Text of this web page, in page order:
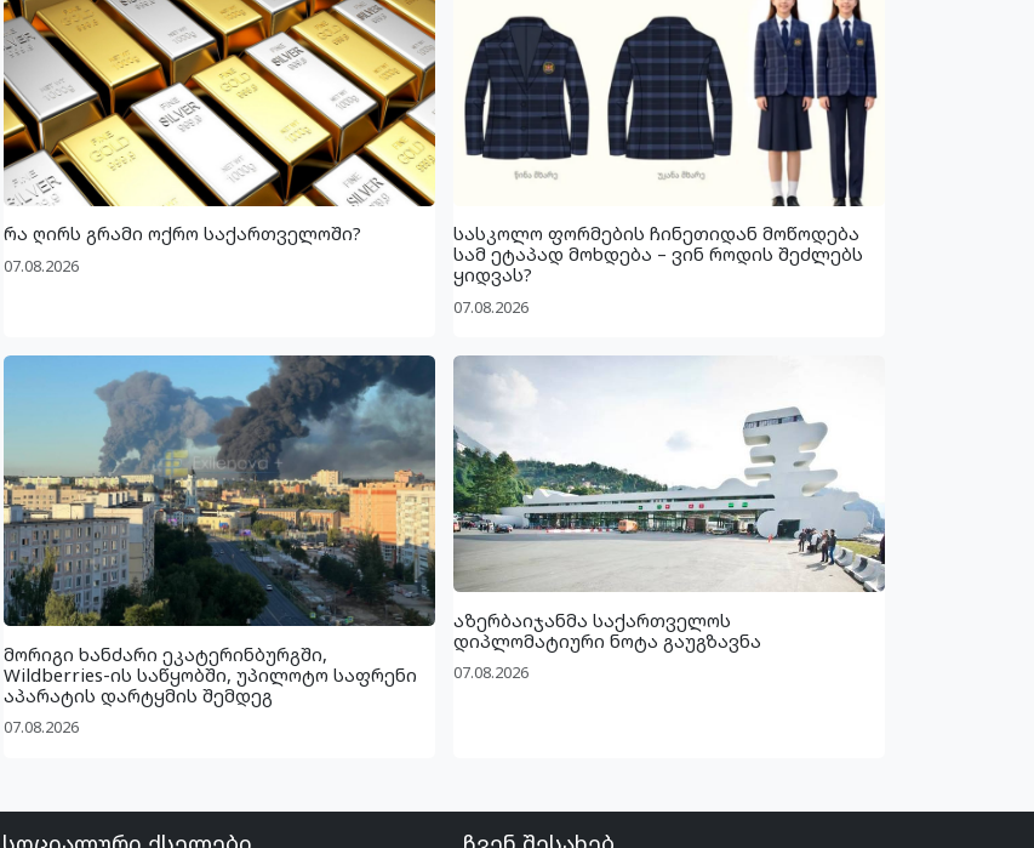
რა ღირს გრამი ოქრო საქართველოში?
07.08.2026
სასკოლო ფორმების ჩინეთიდან მოწოდება
სამ ეტაპად მოხდება – ვინ როდის შეძლებს
ყიდვას?
07.08.2026
მორიგი ხანძარი ეკატერინბურგში,
Wildberries-ის საწყობში, უპილოტო საფრენი
აპარატის დარტყმის შემდეგ
07.08.2026
აზერბაიჯანმა საქართველოს
დიპლომატიური ნოტა გაუგზავნა
07.08.2026